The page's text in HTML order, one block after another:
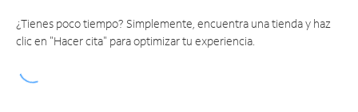
¿Tienes poco tiempo? Simplemente, encuentra una tienda y haz
clic en "Hacer cita" para optimizar tu experiencia.